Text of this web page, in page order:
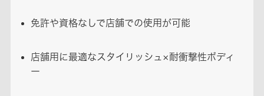
免許や資格なしで店舗での使用が可能
店舗用に最適なスタイリッシュ×耐衝撃性ボディ
ー